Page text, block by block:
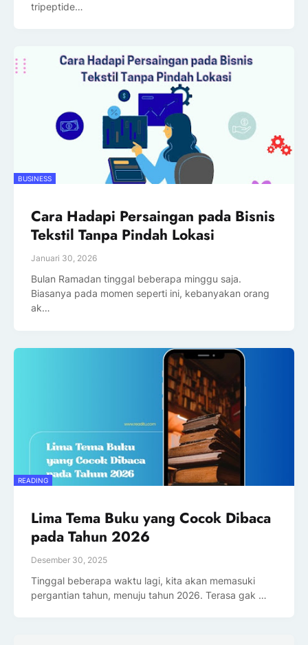
tripeptide…
BUSINESS
Cara Hadapi Persaingan pada Bisnis
Tekstil Tanpa Pindah Lokasi
Januari 30, 2026
Bulan Ramadan tinggal beberapa minggu saja.
Biasanya pada momen seperti ini, kebanyakan orang
ak…
READING
Lima Tema Buku yang Cocok Dibaca
pada Tahun 2026
Desember 30, 2025
Tinggal beberapa waktu lagi, kita akan memasuki
pergantian tahun, menuju tahun 2026. Terasa gak …